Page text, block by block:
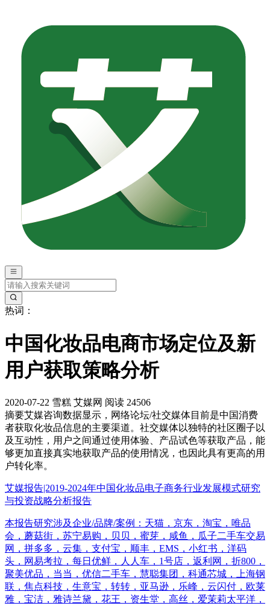
热词：
中国化妆品电商市场定位及新
用户获取策略分析
2020-07-22 雪糕 艾媒网 阅读 24506
摘要艾媒咨询数据显示，网络论坛/社交媒体目前是中国消费
者获取化妆品信息的主要渠道。社交媒体以独特的社区圈子以
及互动性，用户之间通过使用体验、产品试色等获取产品，能
够更加直接真实地获取产品的使用情况，也因此具有更高的用
户转化率。
艾媒报告|2019-2024年中国化妆品电子商务行业发展模式研究
与投资战略分析报告
本报告研究涉及企业/品牌/案例：天猫，京东，淘宝，唯品
会，蘑菇街，苏宁易购，贝贝，蜜芽，咸鱼，瓜子二手车交易
网，拼多多，云集，支付宝，顺丰，EMS，小红书，洋码
头，网易考拉，每日优鲜，人人车，1号店，返利网，折800，
聚美优品，当当，优信二手车，慧聪集团，科通芯城，上海钢
联，焦点科技，生意宝，转转，亚马逊，乐峰，云闪付，欧莱
雅，宝洁，雅诗兰黛，花王，资生堂，高丝，爱茉莉太平洋，